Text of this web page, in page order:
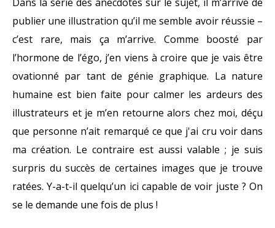
publier une illustration qu’il me semble avoir réussie –
c’est rare, mais ça m’arrive. Comme boosté par
l’hormone de l’égo, j’en viens à croire que je vais être
ovationné par tant de génie graphique. La nature
humaine est bien faite pour calmer les ardeurs des
illustrateurs et je m’en retourne alors chez moi, déçu
que personne n’ait remarqué ce que j'ai cru voir dans
ma création. Le contraire est aussi valable ; je suis
surpris du succès de certaines images que je trouve
ratées. Y-a-t-il quelqu’un ici capable de voir juste ? On
se le demande une fois de plus !